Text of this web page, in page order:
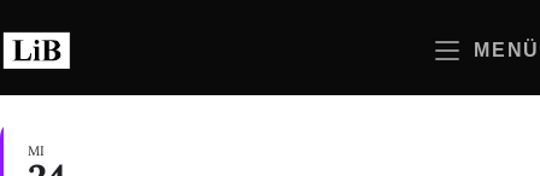
Inhalt
springen
MENÜ
MI